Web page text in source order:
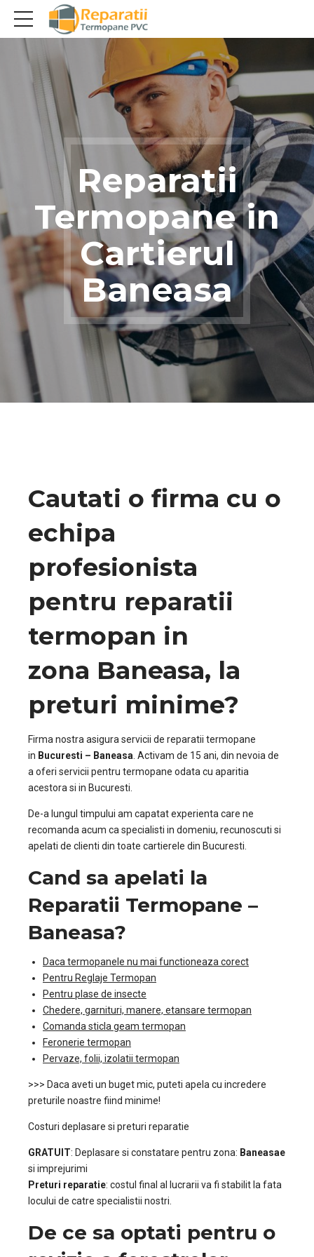
Reparatii
Termopane in
Cartierul
Baneasa
Cautati o firma cu o
echipa
profesionista
pentru reparatii
termopan in
zona Baneasa, la
preturi minime?
Firma nostra asigura servicii de reparatii termopane
in Bucuresti – Baneasa . Activam de 15 ani, din nevoia de
a oferi servicii pentru termopane odata cu aparitia
acestora si in Bucuresti.
De-a lungul timpului am capatat experienta care ne
recomanda acum ca specialisti in domeniu, recunoscuti si
apelati de clienti din toate cartierele din Bucuresti.
Cand sa apelati la
Reparatii Termopane –
Baneasa?
Daca termopanele nu mai functioneaza corect
Pentru Reglaje Termopan
Pentru plase de insecte
Chedere, garnituri, manere, etansare termopan
Comanda sticla geam termopan
Feronerie termopan
Pervaze, folii, izolatii termopan
>>> Daca aveti un buget mic, puteti apela cu incredere
preturile noastre fiind minime!
Costuri deplasare si preturi reparatie
GRATUIT: Deplasare si constatare pentru zona: Baneasae
si imprejurimi
Preturi reparatie: costul final al lucrarii va fi stabilit la fata
locului de catre specialistii nostri.
De ce sa optati pentru o